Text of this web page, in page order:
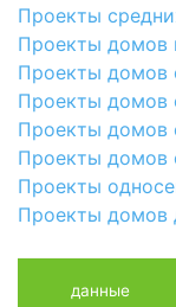
Проекты
Проекты домов
Проекты домов
Проекты домов
Проекты домов
Проекты домов
Проекты
Проекты домов
данные